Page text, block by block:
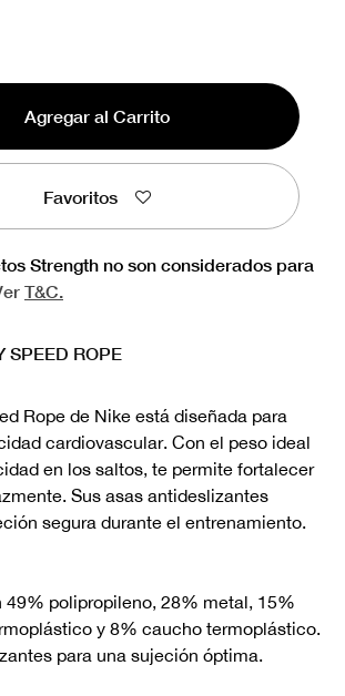
Agregar al Carrito
Favoritos
Strength no son considerados para
T&C.
SPEED ROPE
Rope de Nike está diseñada para
cardiovascular. Con el peso ideal
en los saltos, te permite fortalecer
Sus asas antideslizantes
segura durante el entrenamiento.
49% polipropileno, 28% metal, 15%
y 8% caucho termoplástico.
para una sujeción óptima.